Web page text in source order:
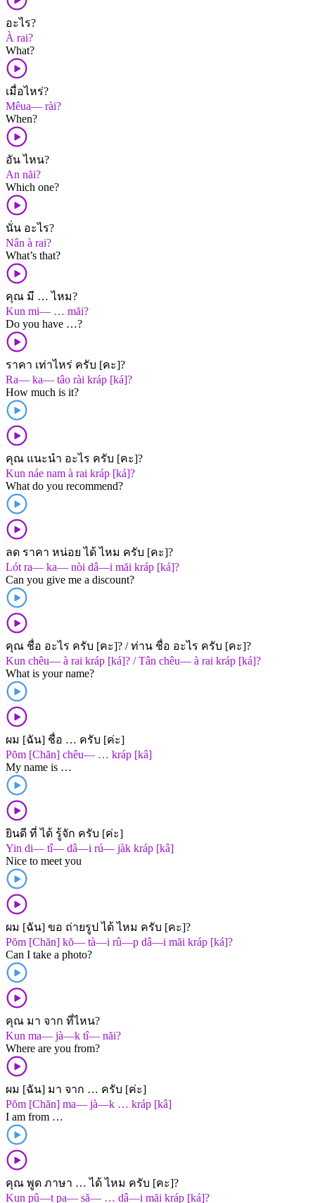
อะไร?
À rai?
What?
เมื่อไหร่?
Mêua— rài?
When?
อัน ไหน?
An năi?
Which one?
นั่น อะไร?
Nân à rai?
What’s that?
คุณ มี … ไหม?
Kun mi— … măi?
Do you have …?
ราคา เท่าไหร่ ครับ [คะ]?
Ra— ka— tâo rài kráp [ká]?
How much is it?
คุณ แนะนำ อะไร ครับ [คะ]?
Kun náe nam à rai kráp [ká]?
What do you recommend?
ลด ราคา หน่อย ได้ ไหม ครับ [คะ]?
Lót ra— ka— nòi dâ—i măi kráp [ká]?
Can you give me a discount?
คุณ ชื่อ อะไร ครับ [คะ]? / ท่าน ชื่อ อะไร ครับ [คะ]?
Kun chêu— à rai kráp [ká]? / Tân chêu— à rai kráp [ká]?
What is your name?
ผม [ฉัน] ชื่อ … ครับ [ค่ะ]
Pŏm [Chăn] chêu— … kráp [kâ]
My name is …
ยินดี ที่ ได้ รู้จัก ครับ [ค่ะ]
Yin di— tî— dâ—i rú— jàk kráp [kâ]
Nice to meet you
ผม [ฉัน] ขอ ถ่ายรูป ได้ ไหม ครับ [คะ]?
Pŏm [Chăn] kŏ— tà—i rû—p dâ—i măi kráp [ká]?
Can I take a photo?
คุณ มา จาก ที่ไหน?
Kun ma— jà—k tî— năi?
Where are you from?
ผม [ฉัน] มา จาก … ครับ [ค่ะ]
Pŏm [Chăn] ma— jà—k … kráp [kâ]
I am from …
คุณ พูด ภาษา … ได้ ไหม ครับ [คะ]?
Kun pû—t pa— să— … dâ—i măi kráp [ká]?